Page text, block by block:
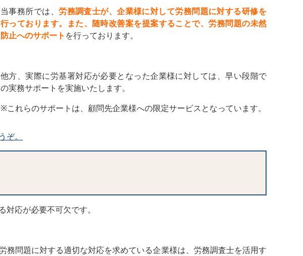
当事務所では、労務調査士が、企業様に対して労務問題に対する研修を
行っております。また、随時改善案を提案することで、労務問題の未然
防止へのサポート を行っております。
他方、実際に労基署対応が必要となった企業様に対しては、早い段階で
の実務サポートを実施いたします。
※これらのサポートは、顧問先企業様への限定サービスとなっています。
。
応が必要不可欠です。
務問題に対する適切な対応を求めている企業様は、労務調査士を活用す